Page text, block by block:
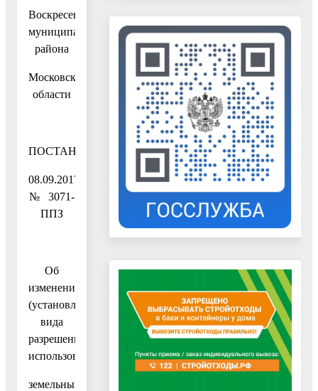
Воскресенского
муниципального
района
Московской
области
ПОСТАНОВЛЕНИЕ
08.09.2017
№ 3071-
ППЗ
Об
изменении
(установлении)
вида
разрешенного
использования
земельных